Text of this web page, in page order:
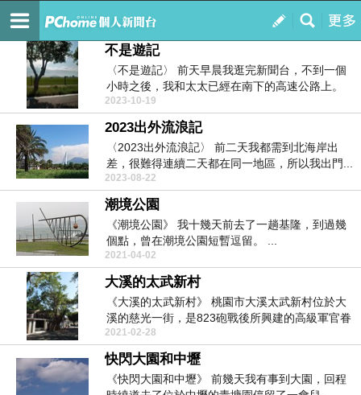
我的
訂閱
老鷹的天空
不是遊記
〈不是遊記〉 前天早晨我逛完新聞台，不到一個
小時之後，我和太太已經在南下的高速公路上。
...
2023-10-19
2023出外流浪記
〈2023出外流浪記〉 前二天我都需到北海岸出
差，很難得連續二天都在同一地區，所以我出門...
2023-08-22
潮境公園
《潮境公園》 我十幾天前去了一趟基隆，到過幾
個點，曾在潮境公園短暫逗留。 ...
2021-04-02
大溪的太武新村
《大溪的太武新村》 桃園市大溪太武新村位於大
溪的慈光一街，是823砲戰後所興建的高級軍官眷
舍，...
2021-02-28
快閃大園和中壢
《快閃大園和中壢》 前幾天我有事到大園，回程